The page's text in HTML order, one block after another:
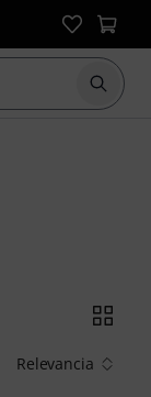
Relevancia